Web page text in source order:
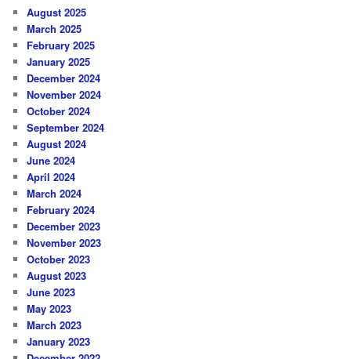
August 2025
March 2025
February 2025
January 2025
December 2024
November 2024
October 2024
September 2024
August 2024
June 2024
April 2024
March 2024
February 2024
December 2023
November 2023
October 2023
August 2023
June 2023
May 2023
March 2023
January 2023